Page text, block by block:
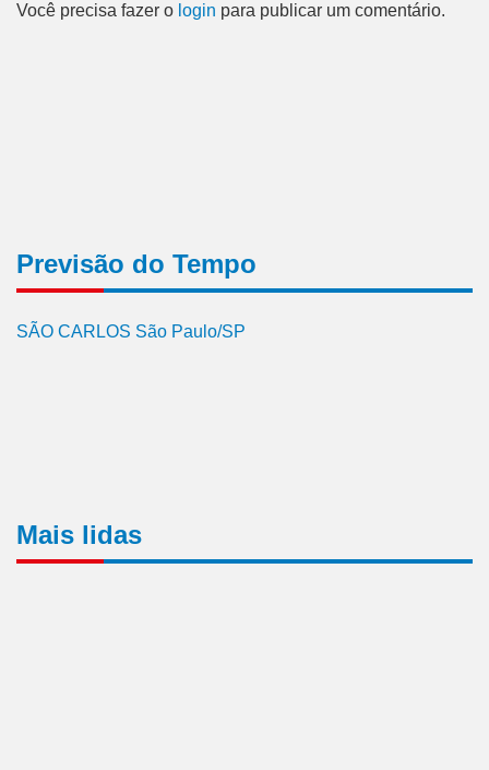
Você precisa fazer o login para publicar um comentário.
Previsão do Tempo
SÃO CARLOS São Paulo/SP
Mais lidas